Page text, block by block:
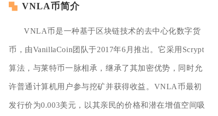
VNLA币简介
VNLA币是一种基于区块链技术的去中心化数字货
币，由VanillaCoin团队于2017年6月推出。它采用Scrypt
算法，与莱特币一脉相承，继承了其加密优势，同时允
许普通计算机用户参与挖矿并获得收益。VNLA币最初
发行价为0.003美元，以其亲民的价格和潜在增值空间吸